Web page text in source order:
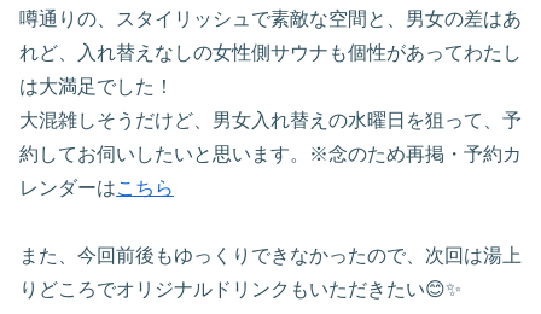
噂通りの、スタイリッシュで素敵な空間と、男女の差はあ
れど、入れ替えなしの女性側サウナも個性があってわたし
は大満足でした！
大混雑しそうだけど、男女入れ替えの水曜日を狙って、予
約してお伺いしたいと思います。※念のため再掲・予約カ
レンダーはこちら
また、今回前後もゆっくりできなかったので、次回は湯上
りどころでオリジナルドリンクもいただきたい😊✨